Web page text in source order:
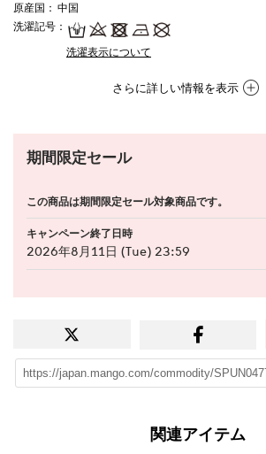
原産国 ： 中国
洗濯記号 ：
洗濯表示について
さらに詳しい情報を表示
期間限定セール
この商品は期間限定セール対象商品です。
キャンペーン終了日時
2026年8月11日 (Tue) 23:59
関連アイテム